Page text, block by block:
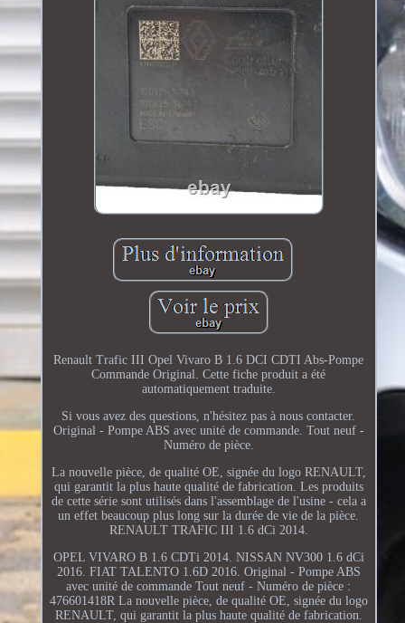
Renault Trafic III Opel Vivaro B 1.6 DCI CDTI Abs-Pompe
Commande Original. Cette fiche produit a été
automatiquement traduite.
Si vous avez des questions, n'hésitez pas à nous contacter.
Original - Pompe ABS avec unité de commande. Tout neuf -
Numéro de pièce.
La nouvelle pièce, de qualité OE, signée du logo RENAULT,
qui garantit la plus haute qualité de fabrication. Les produits
de cette série sont utilisés dans l'assemblage de l'usine - cela a
un effet beaucoup plus long sur la durée de vie de la pièce.
RENAULT TRAFIC III 1.6 dCi 2014.
OPEL VIVARO B 1.6 CDTi 2014. NISSAN NV300 1.6 dCi
2016. FIAT TALENTO 1.6D 2016. Original - Pompe ABS
avec unité de commande Tout neuf - Numéro de pièce :
476601418R La nouvelle pièce, de qualité OE, signée du logo
RENAULT, qui garantit la plus haute qualité de fabrication.